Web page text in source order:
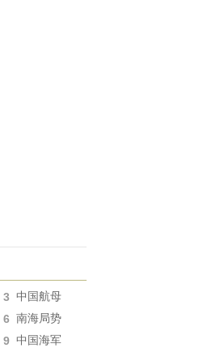
3 中国航母
6 南海局势
9 中国海军